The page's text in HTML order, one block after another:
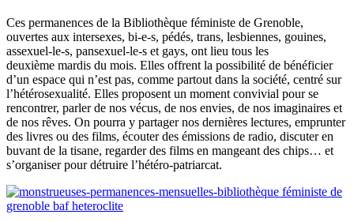
Ces permanences de la Bibliothèque féministe de Grenoble,
ouvertes aux intersexes, bi-e-s, pédés, trans, lesbiennes, gouines,
assexuel-le-s, pansexuel-le-s et gays, ont lieu tous les
deuxième mardis du mois. Elles offrent la possibilité de bénéficier
d’un espace qui n’est pas, comme partout dans la société, centré sur
l’hétérosexualité. Elles proposent un moment convivial pour se
rencontrer, parler de nos vécus, de nos envies, de nos imaginaires et
de nos rêves. On pourra y partager nos dernières lectures, emprunter
des livres ou des films, écouter des émissions de radio, discuter en
buvant de la tisane, regarder des films en mangeant des chips… et
s’organiser pour détruire l’hétéro-patriarcat.